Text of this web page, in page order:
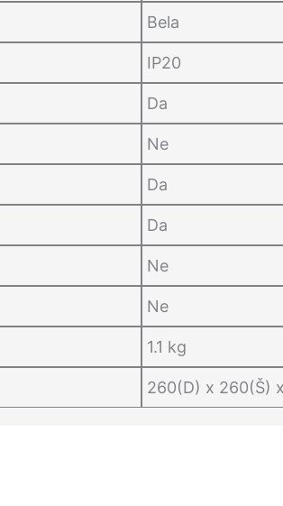
Bela
IP20
Da
Ne
Da
Da
Ne
Ne
1.1 kg
260(D) x 260(Š)